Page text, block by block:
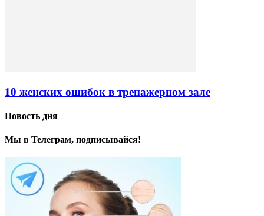
10 женских ошибок в тренажерном зале
Новость дня
Мы в Телеграм, подписывайся!